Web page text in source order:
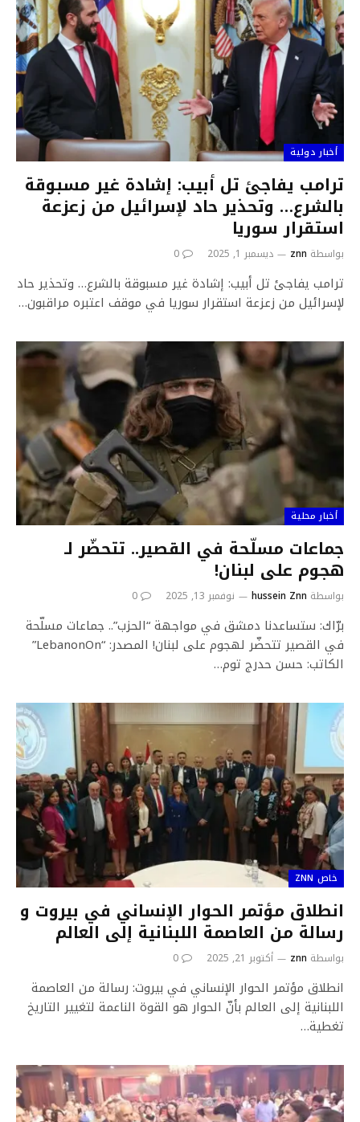
أخبار دولية
ترامب يفاجئ تل أبيب: إشادة غير مسبوقة
بالشرع… وتحذير حاد لإسرائيل من زعزعة
استقرار سوريا
بواسطة znn ديسمبر 1, 2025 0
ترامب يفاجئ تل أبيب: إشادة غير مسبوقة بالشرع… وتحذير حاد
لإسرائيل من زعزعة استقرار سوريا في موقف اعتبره مراقبون…
أخبار محلية
جماعات مسلّحة في القصير.. تتحضّر لـ
هجوم على لبنان!
بواسطة hussein Znn نوفمبر 13, 2025 0
برّاك: ستساعدنا دمشق في مواجهة “الحزب”.. جماعات مسلّحة
في القصير تتحضّر لهجوم على لبنان! المصدر: “LebanonOn”
الكاتب: حسن حدرج توم…
خاص ZNN
انطلاق مؤتمر الحوار الإنساني في بيروت و
رسالة من العاصمة اللبنانية إلى العالم
بواسطة znn أكتوبر 21, 2025 0
انطلاق مؤتمر الحوار الإنساني في بيروت: رسالة من العاصمة
اللبنانية إلى العالم بأنّ الحوار هو القوة الناعمة لتغيير التاريخ
تغطية…